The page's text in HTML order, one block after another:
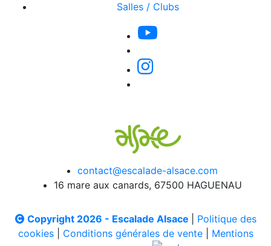
Salles / Clubs
contact@escalade-alsace.com
16 mare aux canards, 67500 HAGUENAU
Copyright 2026 - Escalade Alsace
Politique des
cookies| Conditions générales de vente| Mentions